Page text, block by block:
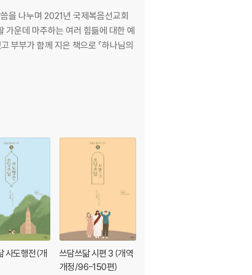
을 나누며 2021년 국제복음선교회
운데 마주하는 여러 힘듦에 대한 예
부부가 함께 지은 책으로 『하나님의
사도행전(개
쓰담쓰닮 시편 3 (개역
개정/96-150편)